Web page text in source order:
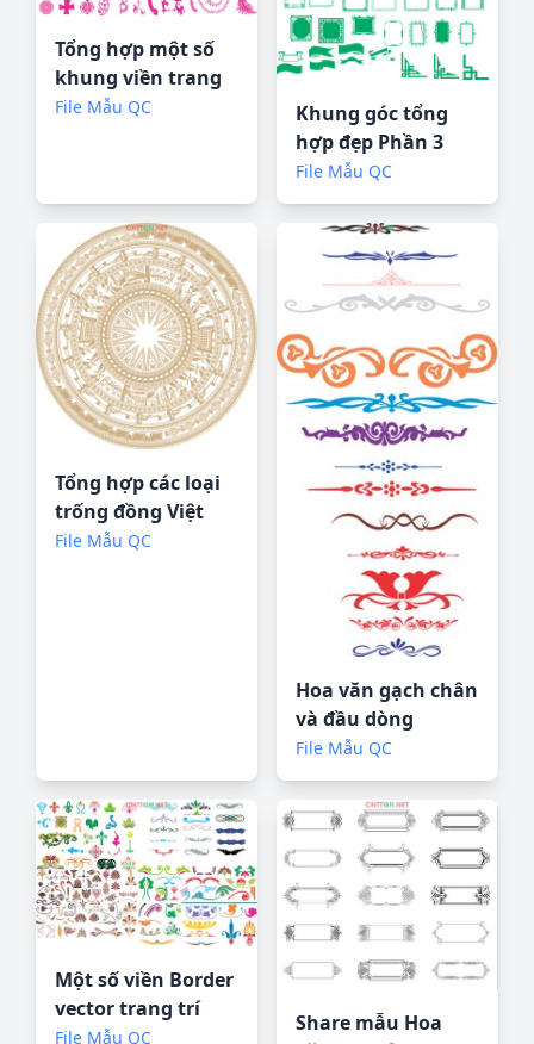
Tổng hợp một số
khung viền trang
trí đẹp Corel
File Mẫu QC
Khung góc tổng
hợp đẹp Phần 3
Corel
File Mẫu QC
Tổng hợp các loại
trống đồng Việt
Nam CorelDRAW
File Mẫu QC
Hoa văn gạch chân
và đầu dòng
CorelDRAW
File Mẫu QC
Một số viền Border
vector trang trí
thiết kế Corel
File Mẫu QC
Share mẫu Hoa